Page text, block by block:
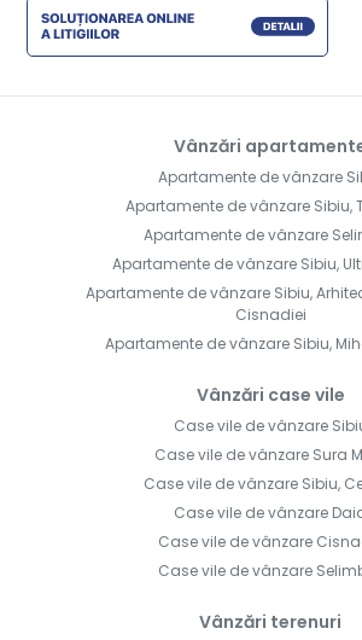
Vânzări
Apartamente de vânzare
Apartamente de vânzare Sibiu,
Apartamente de vânzare
Apartamente de vânzare Sibiu,
Apartamente de vânzare Sibiu,
Cisnadiei
Apartamente de vânzare Sibiu,
Vânzări case vile
Case vile de vânzare
Case vile de vânzare Sura
Case vile de vânzare Sibiu,
Case vile de vânzare
Case vile de vânzare
Case vile de vânzare
Vânzări terenuri